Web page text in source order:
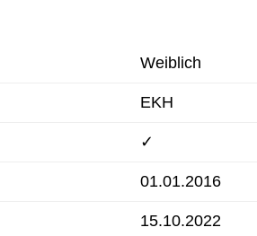
Weiblich
EKH
✓
01.01.2016
15.10.2022